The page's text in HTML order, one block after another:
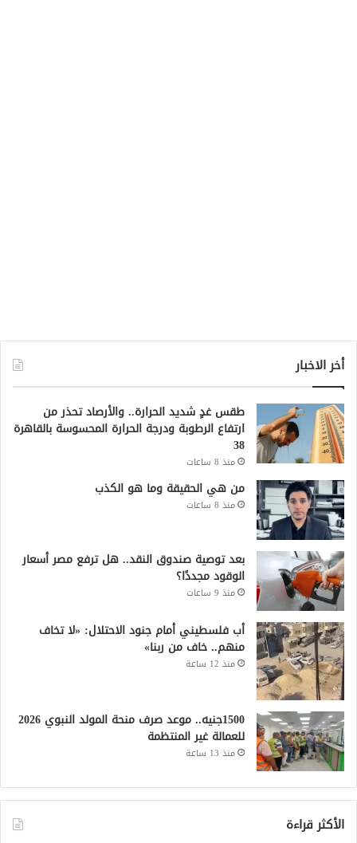
أخر الاخبار
طقس غدٍ شديد الحرارة.. والأرصاد تحذر من
ارتفاع الرطوبة ودرجة الحرارة المحسوسة بالقاهرة
38
منذ 8 ساعات
من هي الحقيقة وما هو الكذب
منذ 8 ساعات
بعد توصية صندوق النقد.. هل ترفع مصر أسعار
الوقود مجددًا؟
منذ 9 ساعات
أب فلسطيني أمام جنود الاحتلال: «لا تخاف
منهم.. خاف من ربنا»
منذ 12 ساعة
1500جنيه.. موعد صرف منحة المولد النبوي 2026
للعمالة غير المنتظمة
منذ 13 ساعة
الأكثر قراءة